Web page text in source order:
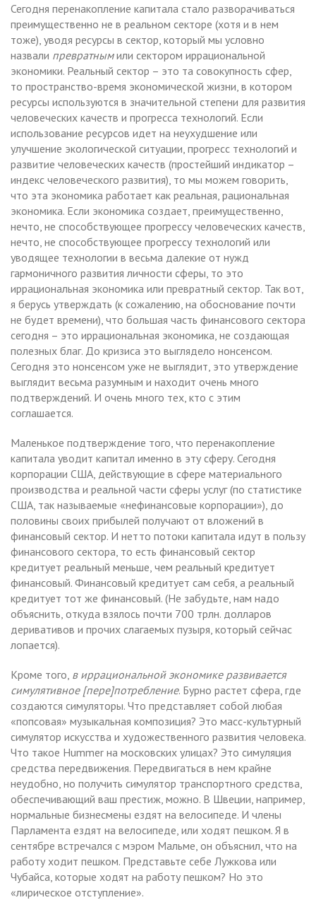
Сегодня перенакопление капитала стало разворачиваться
преимущественно не в реальном секторе (хотя и в нем
тоже), уводя ресурсы в сектор, который мы условно
назвали превратнымили сектором иррациональной
экономики. Реальный сектор – это та совокупность сфер,
то пространство-время экономической жизни, в котором
ресурсы используются в значительной степени для развития
человеческих качеств и прогресса технологий. Если
использование ресурсов идет на неухудшение или
улучшение экологической ситуации, прогресс технологий и
развитие человеческих качеств (простейший индикатор –
индекс человеческого развития), то мы можем говорить,
что эта экономика работает как реальная, рациональная
экономика. Если экономика создает, преимущественно,
нечто, не способствующее прогрессу человеческих качеств,
нечто, не способствующее прогрессу технологий или
уводящее технологии в весьма далекие от нужд
гармоничного развития личности сферы, то это
иррациональная экономика или превратный сектор. Так вот,
я берусь утверждать (к сожалению, на обоснование почти
не будет времени), что большая часть финансового сектора
сегодня – это иррациональная экономика, не создающая
полезных благ. До кризиса это выглядело нонсенсом.
Сегодня это нонсенсом уже не выглядит, это утверждение
выглядит весьма разумным и находит очень много
подтверждений. И очень много тех, кто с этим
соглашается.
Маленькое подтверждение того, что перенакопление
капитала уводит капитал именно в эту сферу. Сегодня
корпорации США, действующие в сфере материального
производства и реальной части сферы услуг (по статистике
США, так называемые «нефинансовые корпорации»), до
половины своих прибылей получают от вложений в
финансовый сектор. И нетто потоки капитала идут в пользу
финансового сектора, то есть финансовый сектор
кредитует реальный меньше, чем реальный кредитует
финансовый. Финансовый кредитует сам себя, а реальный
кредитует тот же финансовый. (Не забудьте, нам надо
объяснить, откуда взялось почти 700 трлн. долларов
деривативов и прочих слагаемых пузыря, который сейчас
лопается).
Кроме того, в иррациональной экономике развивается
симулятивное [пере]потребление. Бурно растет сфера, где
создаются симуляторы. Что представляет собой любая
«попсовая» музыкальная композиция? Это масс-культурный
симулятор искусства и художественного развития человека.
Что такое Hummer на московских улицах? Это симуляция
средства передвижения. Передвигаться в нем крайне
неудобно, но получить симулятор транспортного средства,
обеспечивающий ваш престиж, можно. В Швеции, например,
нормальные бизнесмены ездят на велосипеде. И члены
Парламента ездят на велосипеде, или ходят пешком. Я в
сентябре встречался с мэром Мальме, он объяснил, что на
работу ходит пешком. Представьте себе Лужкова или
Чубайса, которые ходят на работу пешком? Но это
«лирическое отступление».